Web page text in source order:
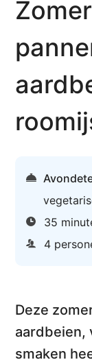
35
4
Deze
aardbeien,
smaken